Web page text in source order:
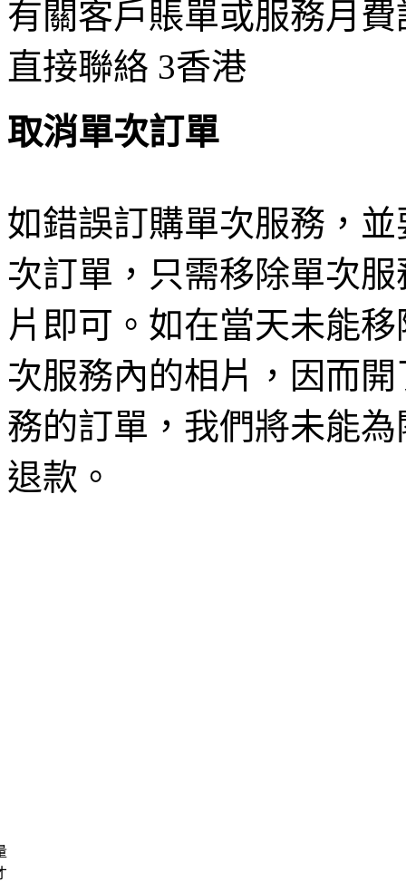
有關客戶賬單或服務月
直接聯絡 3香港
取消單次訂單
如錯誤訂購單次服務，
次訂單，只需移除單次
片即可。如在當天未能
次服務內的相片，因而
務的訂單，我們將未能
退款。